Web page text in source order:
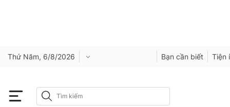
Thứ Năm, 6/8/2026 Bạn cần biết Tiện